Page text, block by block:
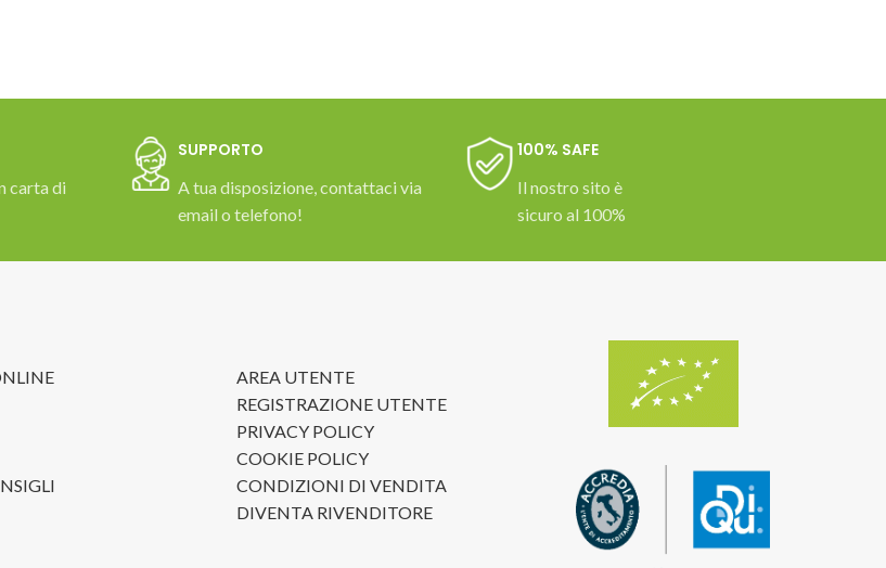
carta di
SUPPORTO
A tua disposizione, contattaci via
email o telefono!
100% SAFE
Il nostro sito è
sicuro al 100%
AREA UTENTE
REGISTRAZIONE UTENTE
PRIVACY POLICY
COOKIE POLICY
CONDIZIONI DI VENDITA
DIVENTA RIVENDITORE